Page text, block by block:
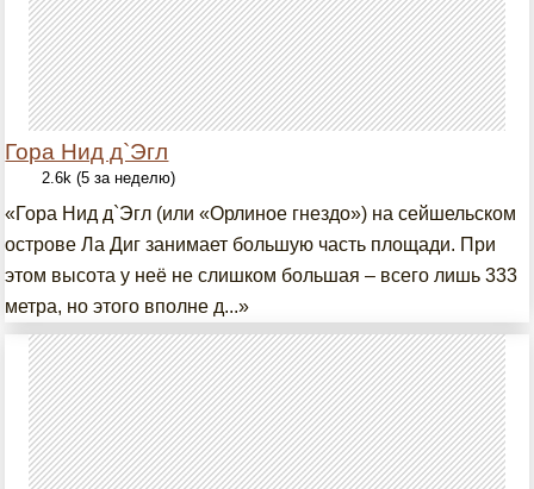
Гора Нид д`Эгл
2.6k (5 за неделю)
«Гора Нид д`Эгл (или «Орлиное гнездо») на сейшельском
острове Ла Диг занимает большую часть площади. При
этом высота у неё не слишком большая – всего лишь 333
метра, но этого вполне д...»